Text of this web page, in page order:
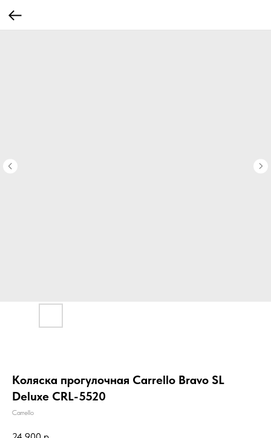
Коляска прогулочная Carrello Bravo SL
Deluxe CRL-5520
Carrello